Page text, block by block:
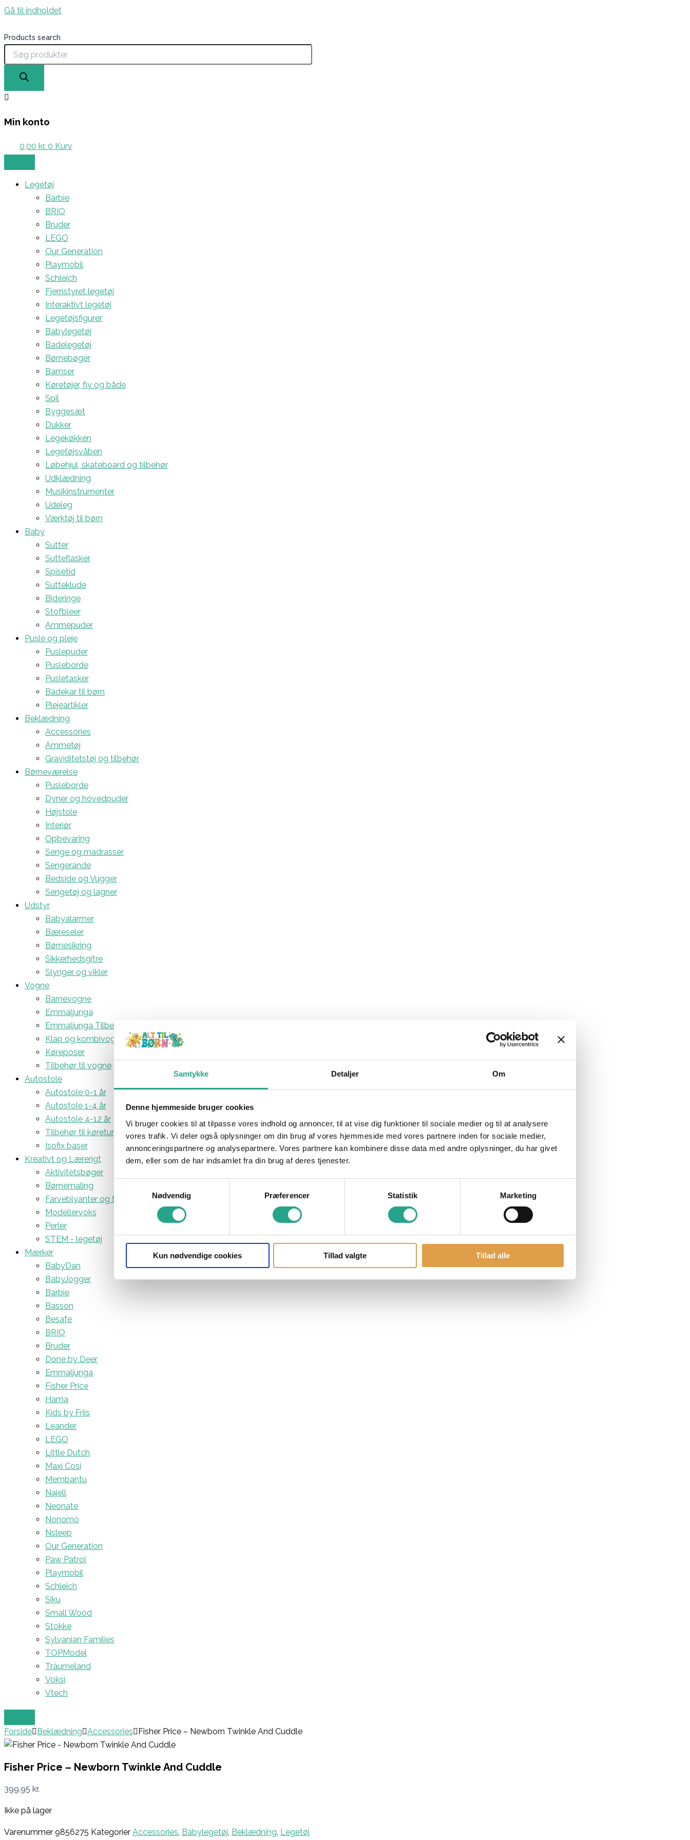
Samtykke Detaljer Om
Denne hjemmeside bruger cookies
Vi bruger cookies til at tilpasse vores indhold og annoncer, til at vise dig funktioner til sociale medier og til at analysere
vores trafik. Vi deler også oplysninger om din brug af vores hjemmeside med vores partnere inden for sociale medier,
annonceringspartnere og analysepartnere. Vores partnere kan kombinere disse data med andre oplysninger, du har givet
dem, eller som de har indsamlet fra din brug af deres tjenester.
Nødvendig
Præferencer Statistik Marketing
Kun nødvendige cookies Tillad valgte Tillad alle
Gå til indholdet
Products search
Min konto
0,00 kr. 0 Kurv
Legetøj
Barbie
BRIO
Bruder
LEGO
Our Generation
Playmobil
Schleich
Fjernstyret legetøj
Interaktivt legetøj
Legetøjsfigurer
Babylegetøj
Badelegetøj
Børnebøger
Bamser
Køretøjer, fly og både
Spil
Byggesæt
Dukker
Legekøkken
Legetøjsvåben
Løbehjul, skateboard og tilbehør
Udklædning
Musikinstrumenter
Udeleg
Værktøj til børn
Baby
Sutter
Sutteflasker
Spisetid
Sutteklude
Bideringe
Stofbleer
Ammepuder
Pusle og pleje
Puslepuder
Pusleborde
Pusletasker
Badekar til børn
Plejeartikler
Beklædning
Accessories
Ammetøj
Graviditetstøj og tilbehør
Børneværelse
Pusleborde
Dyner og hovedpuder
Højstole
Interiør
Opbevaring
Senge og madrasser
Sengerande
Bedside og Vugger
Sengetøj og lagner
Udstyr
Babyalarmer
Bæreseler
Børnesikring
Sikkerhedsgitre
Slynger og vikler
Vogne
Barnevogne
Emmaljunga
Emmaljunga Tilbehør
Klap og kombivogne
Køreposer
Tilbehør til vogne
Autostole
Autostole 0-1 år
Autostole 1-4 år
Autostole 4-12 år
Tilbehør til køreturen
Isofix baser
Kreativt og Lærerigt
Aktivitetsbøger
Børnemaling
Farveblyanter og tuscher
Modellervoks
Perler
STEM - legetøj
Mærker
BabyDan
BabyJogger
Barbie
Basson
Besafe
BRIO
Bruder
Done by Deer
Emmaljunga
Fisher Price
Hama
Kids by Friis
Leander
LEGO
Little Dutch
Maxi Cosi
Membantu
Najell
Neonate
Nonomo
Nsleep
Our Generation
Paw Patrol
Playmobil
Schleich
Siku
Small Wood
Stokke
Sylvanian Families
TOPModel
Träumeland
Voksi
Vtech
Forside Beklædning Accessories Fisher Price – Newborn Twinkle And Cuddle
Fisher Price – Newborn Twinkle And Cuddle
399,95 kr.
Ikke på lager
Varenummer 9856275 Kategorier Accessories, Babylegetøj, Beklædning, Legetøj